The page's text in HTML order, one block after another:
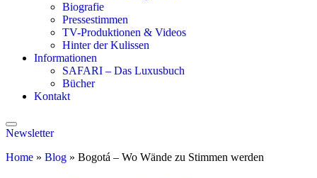
Biografie
Pressestimmen
TV-Produktionen & Videos
Hinter der Kulissen
Informationen
SAFARI – Das Luxusbuch
Bücher
Kontakt
Newsletter
Home » Blog » Bogotá – Wo Wände zu Stimmen werden